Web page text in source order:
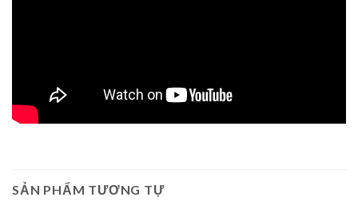
SẢN PHẨM TƯƠNG TỰ